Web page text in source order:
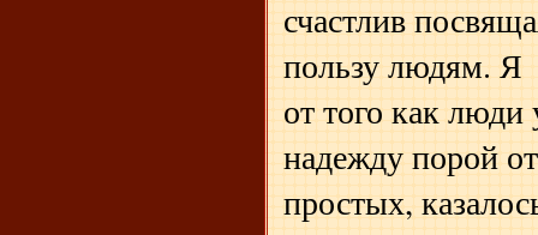
счастлив
пользу людям. Я
от того как
надежду порой
простых,